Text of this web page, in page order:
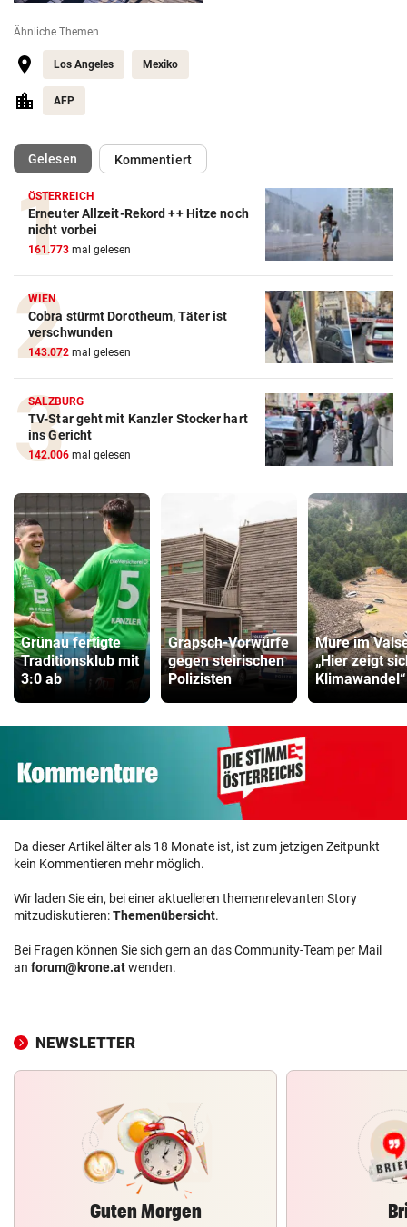
Ähnliche Themen
Los Angeles Mexiko
AFP
Gelesen(ausgewählt)Kommentiert
ÖSTERREICH
Erneuter Allzeit-Rekord ++ Hitze noch
nicht vorbei
161.773 mal gelesen
WIEN
Cobra stürmt Dorotheum, Täter ist
verschwunden
143.072 mal gelesen
SALZBURG
TV-Star geht mit Kanzler Stocker hart
ins Gericht
142.006 mal gelesen
Grünau fertigte
Traditionsklub mit
3:0 ab
Grapsch-Vorwürfe
gegen steirischen
Polizisten
Mure im
„Hier zeigt
Klimawandel“
Da dieser Artikel älter als 18 Monate ist, ist zum jetzigen Zeitpunkt
kein Kommentieren mehr möglich.
Wir laden Sie ein, bei einer aktuelleren themenrelevanten Story
mitzudiskutieren:Themenübersicht.
Bei Fragen können Sie sich gern an das Community-Team per Mail
an forum@krone.atwenden.
NEWSLETTER
Guten Morgen